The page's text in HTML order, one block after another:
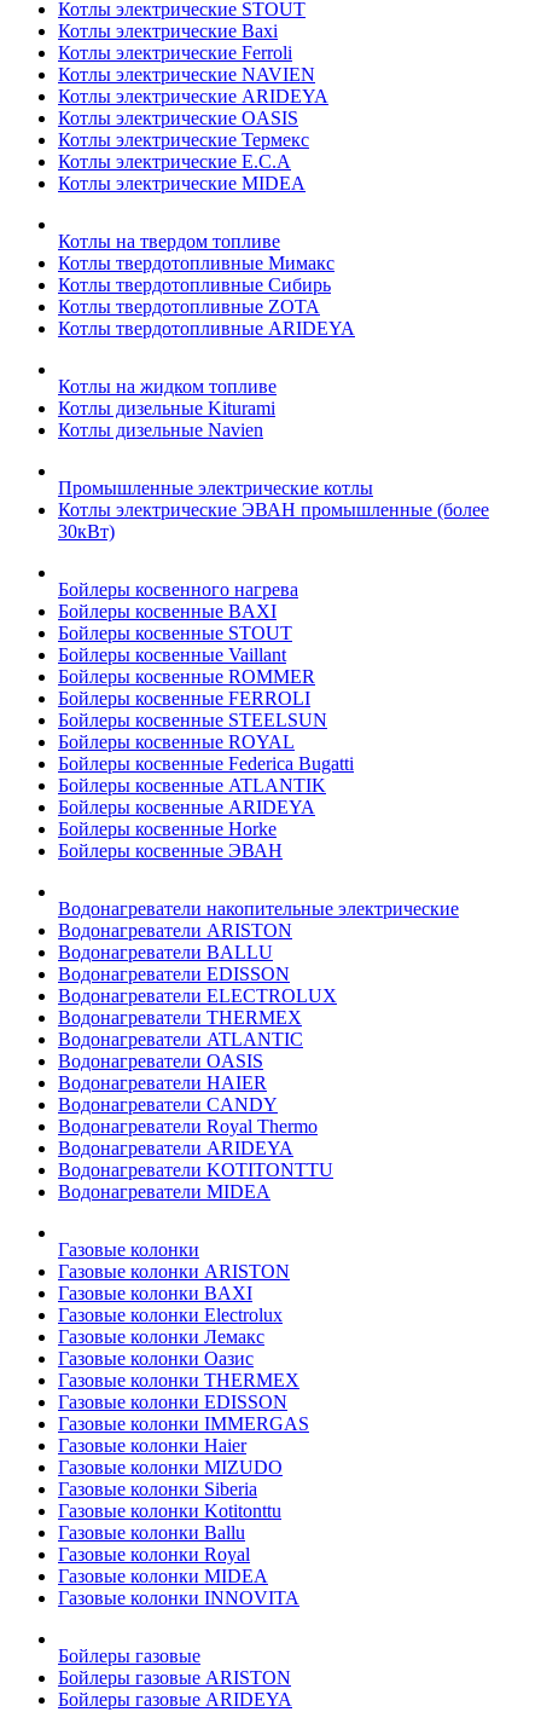
Котлы электрические STOUT
Котлы электрические Baxi
Котлы электрические Ferroli
Котлы электрические NAVIEN
Котлы электрические ARIDEYA
Котлы электрические OASIS
Котлы электрические Термекс
Котлы электрические E.C.A
Котлы электрические MIDEA
Котлы на твердом топливе
Котлы твердотопливные Мимакс
Котлы твердотопливные Сибирь
Котлы твердотопливные ZOTA
Котлы твердотопливные ARIDEYA
Котлы на жидком топливе
Котлы дизельные Kiturami
Котлы дизельные Navien
Промышленные электрические котлы
Котлы электрические ЭВАН промышленные (более
30кВт)
Бойлеры косвенного нагрева
Бойлеры косвенные BAXI
Бойлеры косвенные STOUT
Бойлеры косвенные Vaillant
Бойлеры косвенные ROMMER
Бойлеры косвенные FERROLI
Бойлеры косвенные STEELSUN
Бойлеры косвенные ROYAL
Бойлеры косвенные Federica Bugatti
Бойлеры косвенные ATLANTIK
Бойлеры косвенные ARIDEYA
Бойлеры косвенные Horke
Бойлеры косвенные ЭВАН
Водонагреватели накопительные электрические
Водонагреватели ARISTON
Водонагреватели BALLU
Водонагреватели EDISSON
Водонагреватели ELECTROLUX
Водонагреватели THERMEX
Водонагреватели ATLANTIC
Водонагреватели OASIS
Водонагреватели HAIER
Водонагреватели CANDY
Водонагреватели Royal Thermo
Водонагреватели ARIDEYA
Водонагреватели KOTITONTTU
Водонагреватели MIDEA
Газовые колонки
Газовые колонки ARISTON
Газовые колонки BAXI
Газовые колонки Electrolux
Газовые колонки Лемакс
Газовые колонки Оазис
Газовые колонки THERMEX
Газовые колонки EDISSON
Газовые колонки IMMERGAS
Газовые колонки Haier
Газовые колонки MIZUDO
Газовые колонки Siberia
Газовые колонки Kotitonttu
Газовые колонки Ballu
Газовые колонки Royal
Газовые колонки MIDEA
Газовые колонки INNOVITA
Бойлеры газовые
Бойлеры газовые ARISTON
Бойлеры газовые ARIDEYA